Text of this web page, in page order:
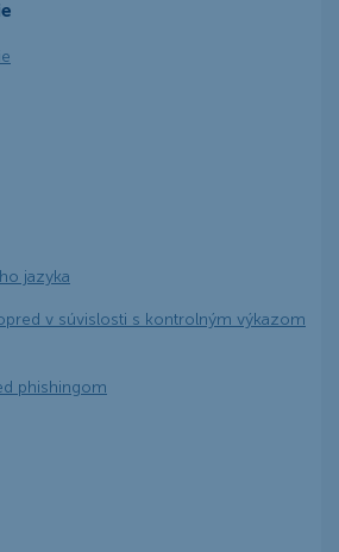
jazyka
v súvislosti s kontrolným výkazom
phishingom